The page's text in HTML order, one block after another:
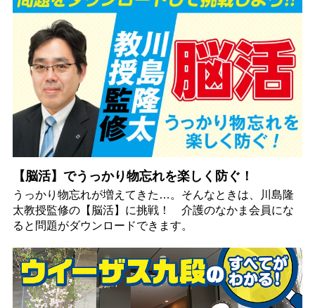
【脳活】でうっかり物忘れを楽しく防ぐ！
うっかり物忘れが増えてきた…。そんなときは、川島隆
太教授監修の【脳活】に挑戦！ 介護のなかま会員にな
ると問題がダウンロードできます。